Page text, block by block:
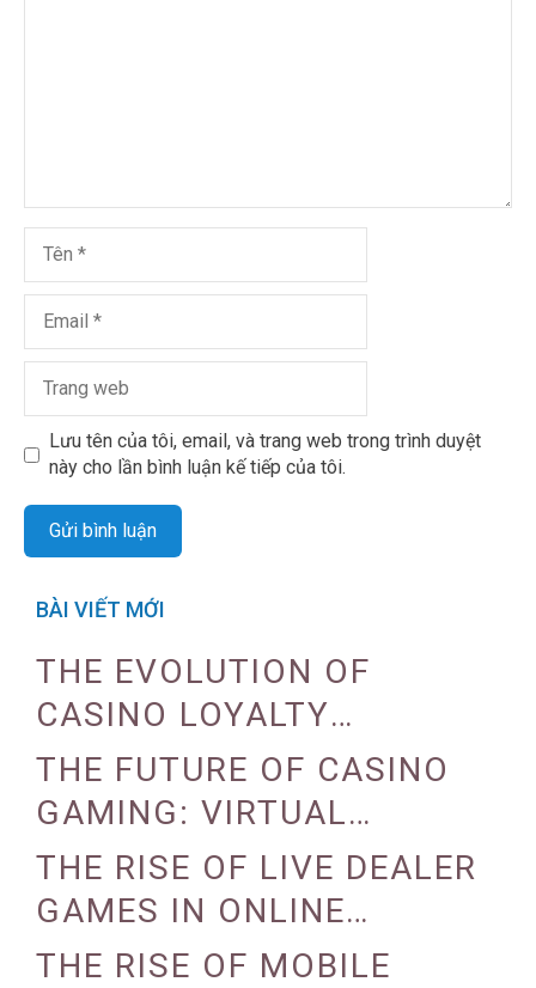
Lưu tên của tôi, email, và trang web trong trình duyệt
này cho lần bình luận kế tiếp của tôi.
BÀI VIẾT MỚI
THE EVOLUTION OF
CASINO LOYALTY
PROGRAMS
THE FUTURE OF CASINO
GAMING: VIRTUAL
REALITY AND AUGMENTED
REALITY
THE RISE OF LIVE DEALER
GAMES IN ONLINE
CASINOS
THE RISE OF MOBILE